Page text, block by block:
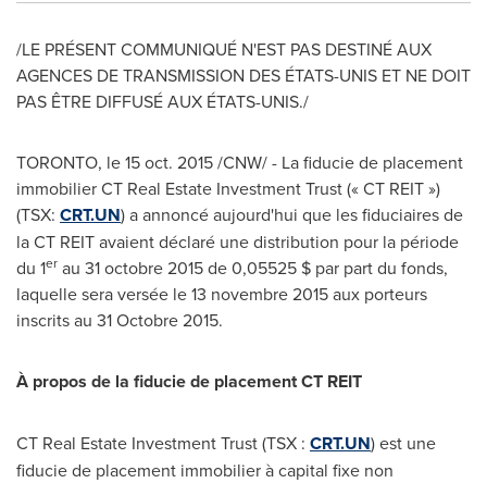
/LE PRÉSENT COMMUNIQUÉ N'EST PAS DESTINÉ AUX
AGENCES DE TRANSMISSION DES ÉTATS-UNIS ET NE DOIT
PAS ÊTRE DIFFUSÉ AUX ÉTATS-UNIS./
TORONTO, le 15 oct. 2015 /CNW/ - La fiducie de placement
immobilier CT Real Estate Investment Trust (« CT REIT »)
(TSX: CRT.UN) a annoncé aujourd'hui que les fiduciaires de
la CT REIT avaient déclaré une distribution pour la période
du 1er au 31 octobre 2015 de 0,05525 $ par part du fonds,
laquelle sera versée le 13 novembre 2015 aux porteurs
inscrits au 31 Octobre 2015.
À propos de la fiducie de placement CT REIT
CT Real Estate Investment Trust (TSX : CRT.UN) est une
fiducie de placement immobilier à capital fixe non